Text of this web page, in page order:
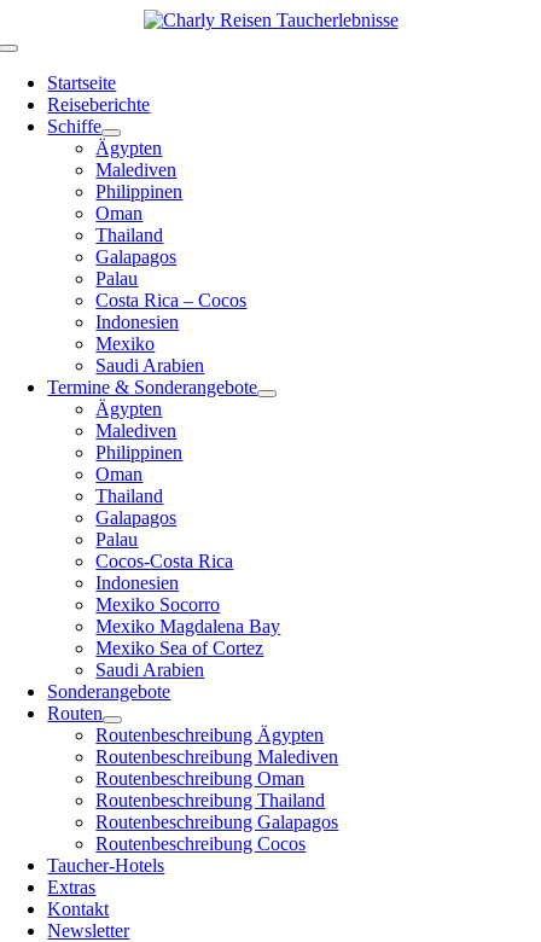
Inhalt
Toggle
NavigationStartseite
Reiseberichte
Schiffe
Ägypten
Malediven
Philippinen
Oman
Thailand
Galapagos
Palau
Costa Rica – Cocos
Indonesien
Mexiko
Saudi Arabien
Termine & Sonderangebote
Ägypten
Malediven
Philippinen
Oman
Thailand
Galapagos
Palau
Cocos-Costa Rica
Indonesien
Mexiko Socorro
Mexiko Magdalena Bay
Mexiko Sea of Cortez
Saudi Arabien
Sonderangebote
Routen
Routenbeschreibung Ägypten
Routenbeschreibung Malediven
Routenbeschreibung Oman
Routenbeschreibung Thailand
Routenbeschreibung Galapagos
Routenbeschreibung Cocos
Taucher-Hotels
Extras
Kontakt
Newsletter